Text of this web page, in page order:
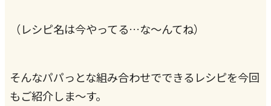
（レシピ名は今やってる…な～んてね）
そんなパパっとな組み合わせでできるレシピを今回
もご紹介しま～す。